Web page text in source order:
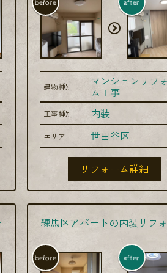
before after
建物種別 マンションリフ
ム工事
工事種別 内装
エリア 世田谷区
リフォーム詳細
練馬区アパートの内装リフ
before after